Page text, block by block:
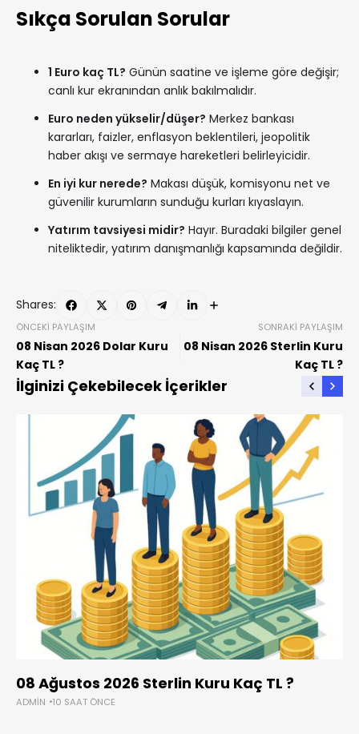
Sıkça Sorulan Sorular
1 Euro kaç TL? Günün saatine ve işleme göre değişir;
canlı kur ekranından anlık bakılmalıdır.
Euro neden yükselir/düşer? Merkez bankası
kararları, faizler, enflasyon beklentileri, jeopolitik
haber akışı ve sermaye hareketleri belirleyicidir.
En iyi kur nerede? Makası düşük, komisyonu net ve
güvenilir kurumların sunduğu kurları kıyaslayın.
Yatırım tavsiyesi midir? Hayır. Buradaki bilgiler genel
niteliktedir, yatırım danışmanlığı kapsamında değildir.
Shares:
ÖNCEKI PAYLAŞIM
08 Nisan 2026 Dolar Kuru
Kaç TL ?
SONRAKI PAYLAŞIM
08 Nisan 2026 Sterlin Kuru
Kaç TL ?
İlginizi Çekebilecek İçerikler
08 Ağustos 2026 Sterlin Kuru Kaç TL ?
ADMIN 10 SAAT ÖNCE